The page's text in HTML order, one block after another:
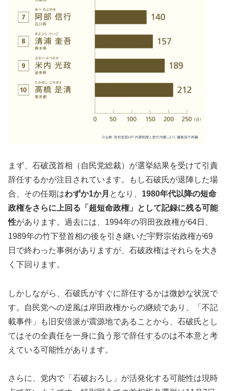
まず、石破茂首相（自民党総裁）が選挙結果を受けて引責
辞任するかが注目されています。もし石破氏が退陣した場
合、その任期はわずか1か月 となり、 1980年代以降の短命
政権をさらに上回る「超短命政権」として記録に残る可能
性があります。過去には、1994年の羽田孜政権が64日、
1989年の竹下登首相の後を引き継いだ宇野宗佑政権が69
日で終わった事例がありますが、石破政権はそれらを大き
く下回ります。
しかしながら、石破氏がすぐに辞任するかは微妙な状況で
す。自民党への逆風は岸田政権からの継続であり、「不記
載事件」も旧安倍派が震源地であることから、石破氏とし
てはその全責任を一身に負う形で辞任するのは不本意と考
えている可能性があります。
さらに、党内で「石破おろし」が活発化する可能性は現時